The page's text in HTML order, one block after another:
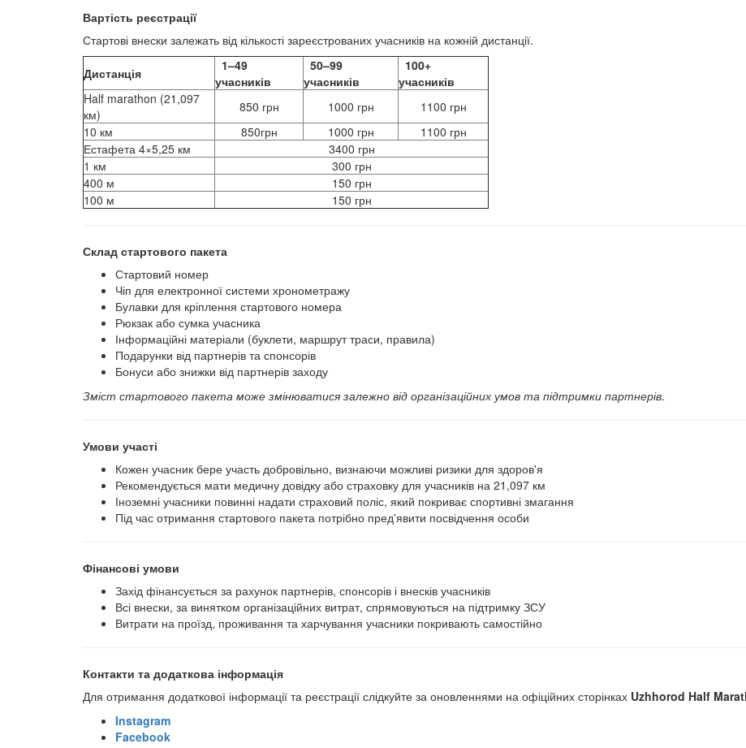
Вартість реєстрації
Стартові внески залежать від кількості зареєстрованих учасників на кожній дистанції.
Дистанція
1–49
учасників
50–99
учасників
100+
учасників
Half marathon (21,097
км)
850 грн 1000 грн
1100 грн
10 км
850грн 1000 грн
1100 грн
Естафета 4×5,25 км
3400 грн
1 км
300 грн
400 м
150 грн
100 м
150 грн
Склад стартового пакета
Стартовий номер
Чіп для електронної системи хронометражу
Булавки для кріплення стартового номера
Рюкзак або сумка учасника
Інформаційні матеріали (буклети, маршрут траси, правила)
Подарунки від партнерів та спонсорів
Бонуси або знижки від партнерів заходу
Зміст стартового пакета може змінюватися залежно від організаційних умов та підтримки партнерів.
Умови участі
Кожен учасник бере участь добровільно, визнаючи можливі ризики для здоров'я
Рекомендується мати медичну довідку або страховку для учасників на 21,097 км
Іноземні учасники повинні надати страховий поліс, який покриває спортивні змагання
Під час отримання стартового пакета потрібно пред'явити посвідчення особи
Фінансові умови
Захід фінансується за рахунок партнерів, спонсорів і внесків учасників
Всі внески, за винятком організаційних витрат, спрямовуються на підтримку ЗСУ
Витрати на проїзд, проживання та харчування учасники покривають самостійно
Контакти та додаткова інформація
Для отримання додаткової інформації та реєстрації слідкуйте за оновленнями на офіційних сторінках Uzhhorod Half
Instagram
Facebook